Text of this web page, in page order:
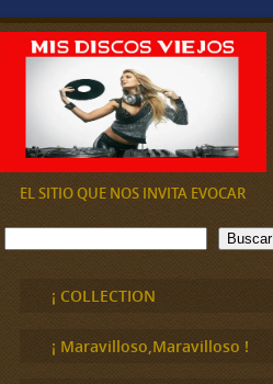
EL SITIO QUE NOS INVITA EVOCAR
B
u
Buscar
¡ COLLECTION
¡ Maravilloso,Maravilloso !